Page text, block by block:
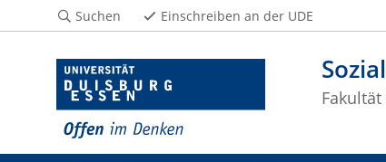
Suchen Einschreiben an der UDE